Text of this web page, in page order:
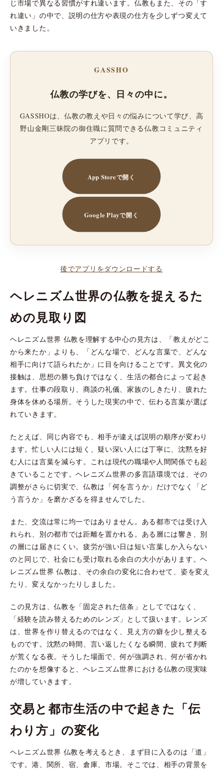
じ市場で異なる習慣がすれ違います。仏教もまた、その「す
れ違い」の中で、説明の仕方や表現の仕方を少しずつ変えて
いきました。
GASSHO
仏教の学びを、日々の中に。
GASSHOは、仏教の教えや日々の悩みについて学び、高
野山金剛三昧院の御住職に質問できる仏教コミュニティ
アプリです。
App Storeで開く
Google Playで開く
後でアプリをダウンロードする
ヘレニズム世界の仏教を捉えるた
めの見取り図
ヘレニズム世界 仏教を理解する中心の見方は、「教えがどこ
から来たか」よりも、「どんな場で、どんな言葉で、どんな
相手に向けて語られたか」に目を向けることです。異文化の
接触は、思想の勝ち負けではなく、生活の都合によって起き
ます。仕事の段取り、商談の礼儀、家族のしきたり、疲れた
身体を休める場所。そうした現実の中で、伝わる言葉が選ば
れていきます。
たとえば、同じ内容でも、相手が違えば説明の順序が変わり
ます。忙しい人には短く、疑い深い人には丁寧に、沈黙を好
む人には言葉を減らす。これは現代の職場や人間関係でも起
きていることです。ヘレニズム世界の多言語環境では、その
調整がさらに切実で、仏教は「何を言うか」だけでなく「ど
う言うか」を磨かざるを得ませんでした。
また、交流は常に均一ではありません。ある都市では受け入
れられ、別の都市では距離を置かれる。ある層には響き、別
の層には届きにくい。疲労が強い日は短い言葉しか入らない
のと同じで、社会にも受け取れる余白の大小があります。ヘ
レニズム世界 仏教は、その余白の変化に合わせて、姿を変え
たり、変えなかったりしました。
この見方は、仏教を「固定された信条」としてではなく、
「経験を読み替えるためのレンズ」として扱います。レンズ
は、世界を作り替えるのではなく、見え方の癖を少し整える
ものです。沈黙の時間、言い返したくなる瞬間、疲れて判断
が荒くなる夜。そうした場面で、何が強調され、何が省かれ
たのかを想像すると、ヘレニズム世界における仏教の現実味
が増していきます。
交易と都市生活の中で起きた「伝
わり方」の変化
ヘレニズム世界 仏教を考えるとき、まず目に入るのは「道」
です。港、関所、宿、倉庫、市場。そこでは、相手の背景を